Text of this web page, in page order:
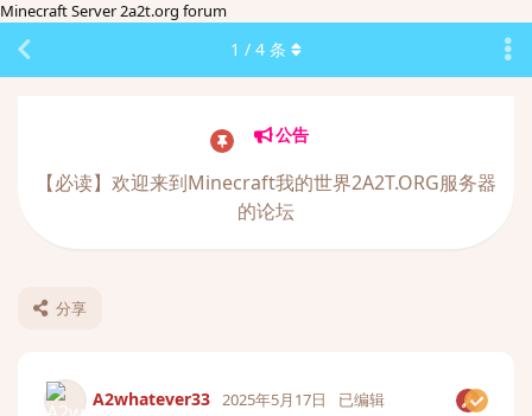
Minecraft Server 2a2t.org forum
公告
【必读】欢迎来到Minecraft我的世界2A2T.ORG服务器
的论坛
分享
1 / 4 条
A2whatever33 2025年5月17日 已编辑